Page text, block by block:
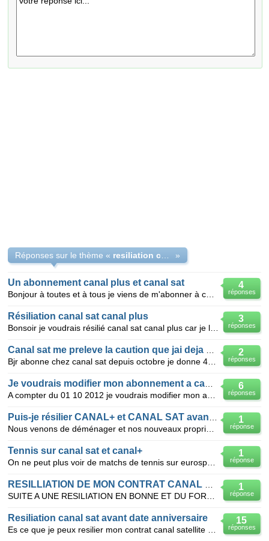
Réponses sur le thème « »
4
réponses
Un abonnement canal plus et canal sat
3
réponses
Résiliation canal sat canal plus
2
réponses
6
réponses
1
réponse
1
réponse
Tennis sur canal sat et canal+
1
réponse
15
réponses
Resiliation canal sat avant date anniversaire